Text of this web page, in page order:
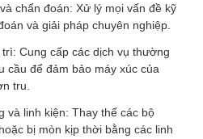
chẩn đoán: Xử lý mọi vấn đề kỹ
và giải pháp chuyên nghiệp.
Cung cấp các dịch vụ thường
cầu để đảm bảo máy xúc của
tru.
và linh kiện: Thay thế các bộ
bị mòn kịp thời bằng các linh